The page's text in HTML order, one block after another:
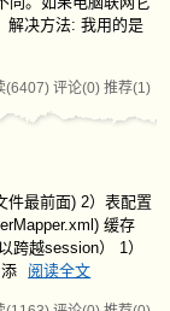
解决方法: 我用的是
(6407) 评论(0) 推荐(1)
件最前面) 2）表配置
缓存
跨越session） 1）
阅读全文